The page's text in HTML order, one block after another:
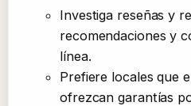
Investiga reseñas y
recomendaciones y
línea.
Prefiere locales que
ofrezcan garantías